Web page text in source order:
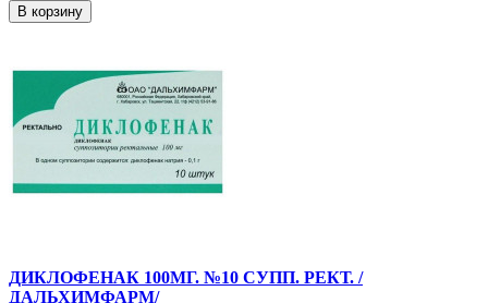
В корзину
ДИКЛОФЕНАК 100МГ. №10 СУПП. РЕКТ. /
ДАЛЬХИМФАРМ/